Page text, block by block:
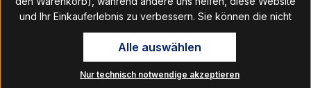
und Ihr Einkauferlebnis zu verbessern. Sie können die nicht
notwendigen Cookies mit Klick auf „OK“ akzeptieren oder per
Klick auf "Nur technisch notwendige akzeptieren" ablehnen. Den
Zugang zu den Cookie-Einstellungen finden Sie im Fußbereich
unserer Website im Menüpunkt „Informationen“. Dort können Sie
Nur technisch notwendige akzeptieren
Alle auswählen